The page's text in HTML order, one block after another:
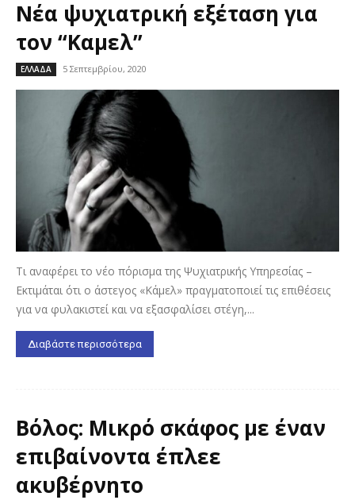
Νέα ψυχιατρική εξέταση για
τον “Καμελ”
ΕΛΛΑΔΑ 5 Σεπτεμβρίου, 2020
Τι αναφέρει το νέο πόρισμα της Ψυχιατρικής Υπηρεσίας –
Εκτιμάται ότι ο άστεγος «Κάμελ» πραγματοποιεί τις επιθέσεις
για να φυλακιστεί και να εξασφαλίσει στέγη,...
Διαβάστε περισσότερα
Βόλος: Μικρό σκάφος με έναν
επιβαίνοντα έπλεε
ακυβέρνητο